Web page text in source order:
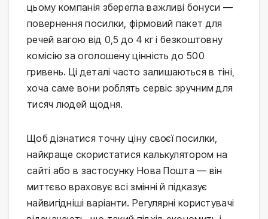
цьому компанія зберегла важливі бонуси —
повернення посилки, фірмовий пакет для
речей вагою від 0,5 до 4 кг і безкоштовну
комісію за оголошену цінність до 500
гривень. Ці деталі часто залишаються в тіні,
хоча саме вони роблять сервіс зручним для
тисяч людей щодня.
Щоб дізнатися точну ціну своєї посилки,
найкраще скористатися калькулятором на
сайті або в застосунку Нова Пошта — він
миттєво враховує всі змінні й підказує
найвигідніші варіанти. Регулярні користувачі